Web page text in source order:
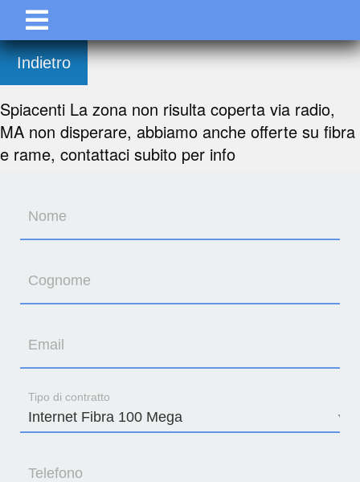
Indietro
Spiacenti La zona non risulta coperta via radio,
MA non disperare, abbiamo anche offerte su fibra
e rame, contattaci subito per info
Nome
Cognome
Email
Tipo di contratto
Telefono